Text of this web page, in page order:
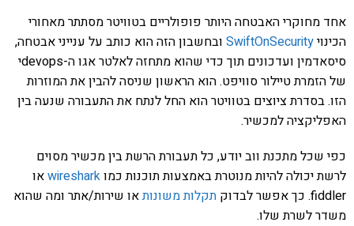
אחד מחוקרי האבטחה היותר פופולריים בטוויטר מסתתר מאחורי
הכינויSwiftOnSecurity ובחשבון הזה הוא כותב על ענייני אבטחה,
סיסאדמין ועדכונים תוך כדי שהוא מתחזה לאלטר אגו ה-devopsי
של הזמרת טיילור סוויפט. הוא הראשון שניסה להבין את המוזרות
הזו. בסדרת ציוצים בטוויטר הוא החל לנתח את התעבורה שנעה בין
האפליקציה למכשיר.
כפי שכל מתכנת ווב יודע, כל תעבורת הרשת בין מכשיר מסוים
לרשת יכולה להיות מנוטרת באמצעות תוכנות כמוwiresharkאו
fiddler. כך אפשר לבדוק
תקלות משונותאו שירות/אתר ומה שהוא
משדר לשרת שלו.